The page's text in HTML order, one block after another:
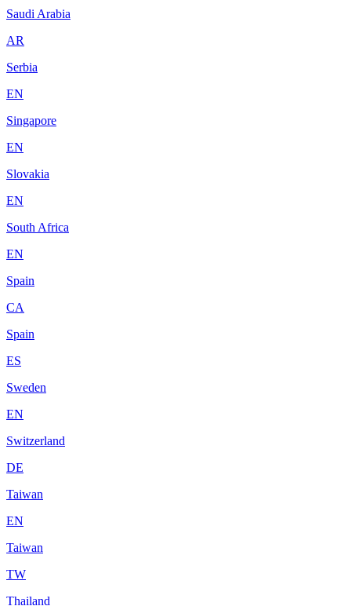
Saudi Arabia
AR
Serbia
EN
Singapore
EN
Slovakia
EN
South Africa
EN
Spain
CA
Spain
ES
Sweden
EN
Switzerland
DE
Taiwan
EN
Taiwan
TW
Thailand